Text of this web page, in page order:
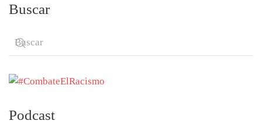
Buscar
Podcast